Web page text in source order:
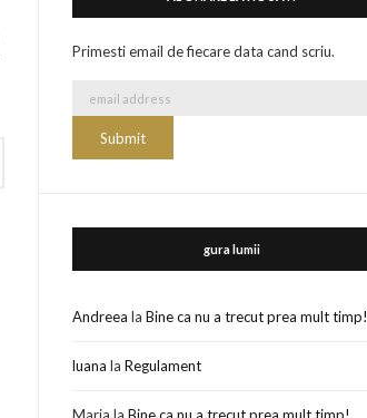
Primesti email de fiecare data cand scriu.
gura lumii
Andreea laBine ca nu a trecut prea mult timp!
luana laRegulament